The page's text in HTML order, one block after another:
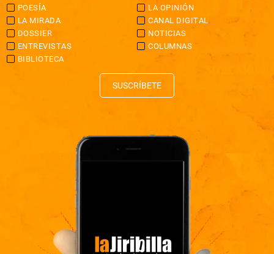
POESÍA
LA OPINIÓN
LA MIRADA
CANAL DIGITAL
DOSSIER
NOTICIAS
ENTREVISTAS
COLUMNAS
BIBLIOTECA
SUSCRÍBETE